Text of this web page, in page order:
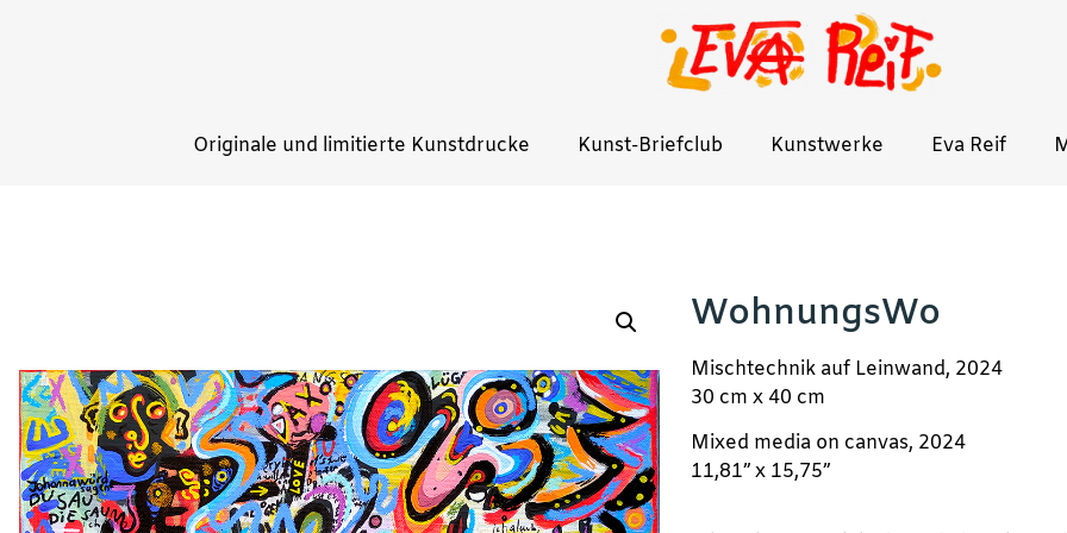
Originale und limitierte Kunstdrucke Kunst-Briefclub Kunstwerke Eva Reif
WohnungsWo
Mischtechnik auf Leinwand, 2024
30 cm x 40 cm
Mixed media on canvas, 2024
11,81” x 15,75”